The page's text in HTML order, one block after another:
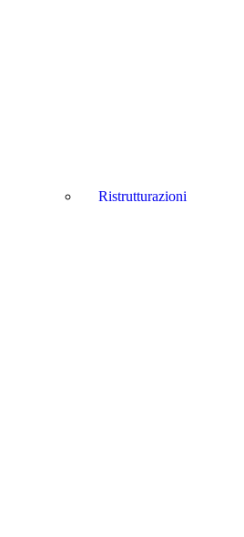
Ristrutturazioni